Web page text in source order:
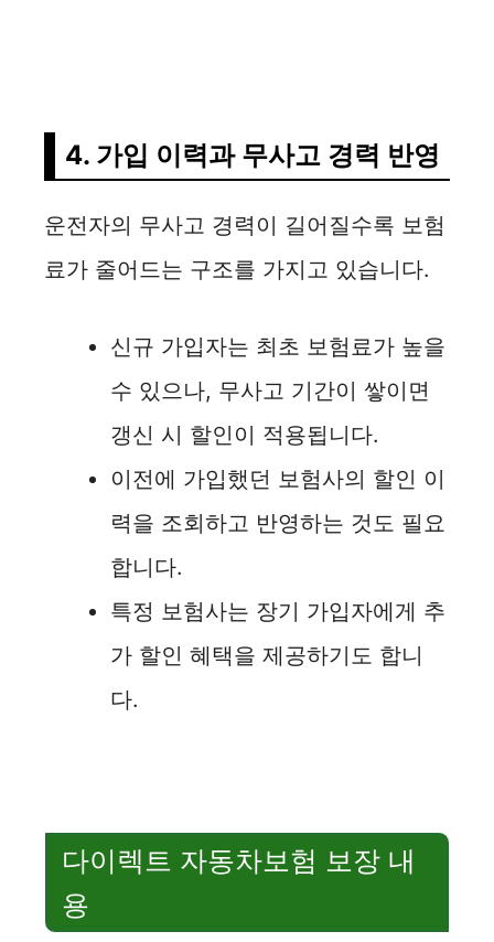
4. 가입 이력과 무사고 경력 반영
운전자의 무사고 경력이 길어질수록 보험
료가 줄어드는 구조를 가지고 있습니다.
신규 가입자는 최초 보험료가 높을
수 있으나, 무사고 기간이 쌓이면
갱신 시 할인이 적용됩니다.
이전에 가입했던 보험사의 할인 이
력을 조회하고 반영하는 것도 필요
합니다.
특정 보험사는 장기 가입자에게 추
가 할인 혜택을 제공하기도 합니
다.
다이렉트 자동차보험 보장 내
용